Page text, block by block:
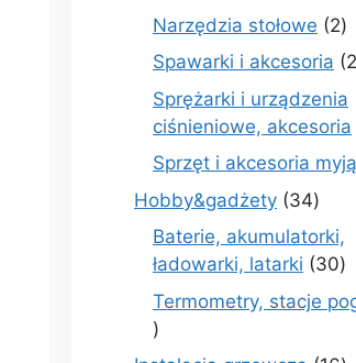
produkty
Narzędzia stołowe 22
Spawarki i akcesoria 2
Sprężarki i urządzenia
ciśnieniowe, akcesoria
Sprzęt i akcesoria
Hobby&gadżety 3434
Baterie, akumulatorki,
ładowarki, latarki
3030
Termometry, stacje
4
produkty